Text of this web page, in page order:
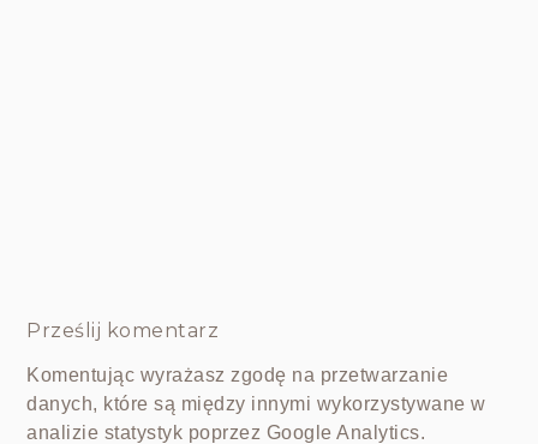
Prześlij komentarz
Komentując wyrażasz zgodę na przetwarzanie
danych, które są między innymi wykorzystywane w
analizie statystyk poprzez Google Analytics.